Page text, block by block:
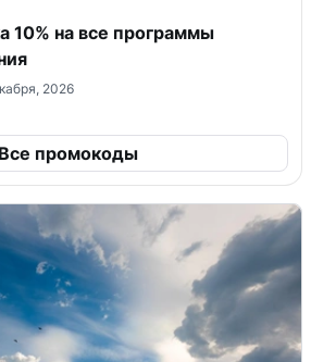
10% на все программы
2026
Все промокоды